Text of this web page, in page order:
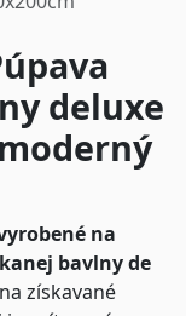
deluxe
na
bavlny de
získavané